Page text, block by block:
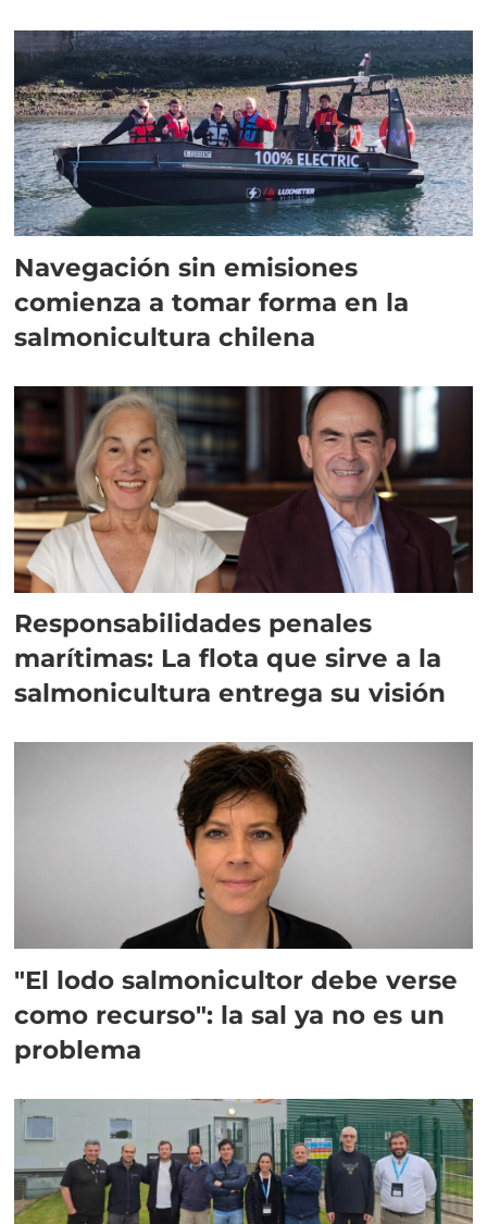
Navegación sin emisiones
comienza a tomar forma en la
salmonicultura chilena
Responsabilidades penales
marítimas: La flota que sirve a la
salmonicultura entrega su visión
"El lodo salmonicultor debe verse
como recurso": la sal ya no es un
problema